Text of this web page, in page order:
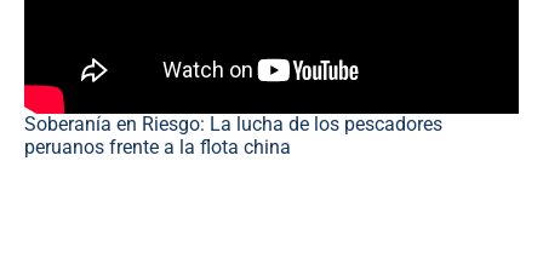
Soberanía en Riesgo: La lucha de los pescadores
peruanos frente a la flota china